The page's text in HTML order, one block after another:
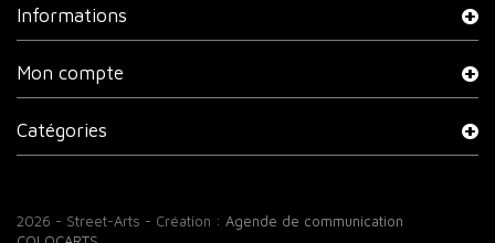
Informations
2026 - Street-Arts - Création : Agende de communication
Mon compte
Catégories